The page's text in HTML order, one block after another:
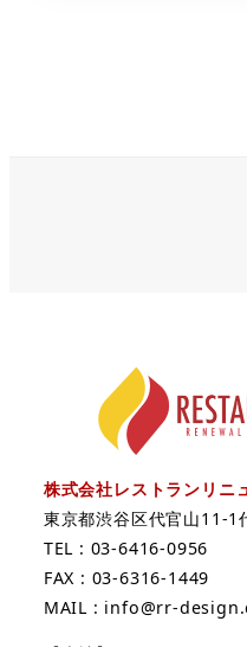
株式会社レストランリニ
東京都渋谷区代官山11-1
TEL : 03-6416-0956
FAX : 03-6316-1449
MAIL : info@rr-